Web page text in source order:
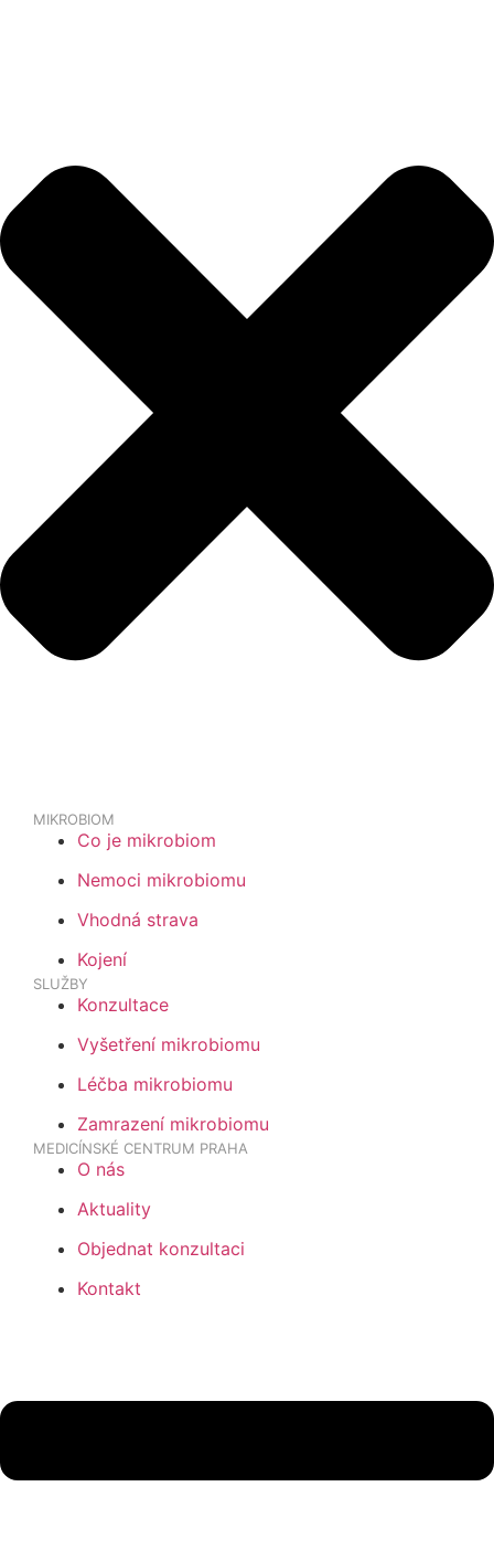
MIKROBIOM
Co je mikrobiom
Nemoci mikrobiomu
Vhodná strava
Kojení
SLUŽBY
Konzultace
Vyšetření mikrobiomu
Léčba mikrobiomu
Zamrazení mikrobiomu
MEDICÍNSKÉ CENTRUM PRAHA
O nás
Aktuality
Objednat konzultaci
Kontakt